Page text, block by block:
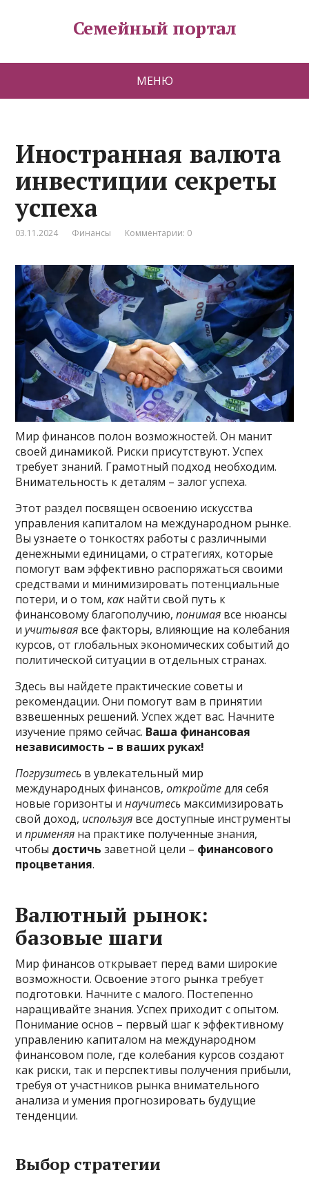
Семейный портал
МЕНЮ
Иностранная валюта
инвестиции секреты
успеха
03.11.2024 Финансы Комментарии: 0
Мир финансов полон возможностей. Он манит
своей динамикой. Риски присутствуют. Успех
требует знаний. Грамотный подход необходим.
Внимательность к деталям – залог успеха.
Этот раздел посвящен освоению искусства
управления капиталом на международном рынке.
Вы узнаете о тонкостях работы с различными
денежными единицами, о стратегиях, которые
помогут вам эффективно распоряжаться своими
средствами и минимизировать потенциальные
потери, и о том,как найти свой путь к
финансовому благополучию,понимая все нюансы
иучитывая все факторы, влияющие на колебания
курсов, от глобальных экономических событий до
политической ситуации в отдельных странах.
Здесь вы найдете практические советы и
рекомендации. Они помогут вам в принятии
взвешенных решений. Успех ждет вас. Начните
изучение прямо сейчас. Ваша финансовая
независимость – в ваших руках!
Погрузитесь в увлекательный мир
международных финансов,откройтедля себя
новые горизонты инаучитесь максимизировать
свой доход, используя все доступные инструменты
иприменяя на практике полученные знания,
чтобы достичь заветной цели – финансового
процветания.
Валютный рынок:
базовые шаги
Мир финансов открывает перед вами широкие
возможности. Освоение этого рынка требует
подготовки. Начните с малого. Постепенно
наращивайте знания. Успех приходит с опытом.
Понимание основ – первый шаг к эффективному
управлению капиталом на международном
финансовом поле, где колебания курсов создают
как риски, так и перспективы получения прибыли,
требуя от участников рынка внимательного
анализа и умения прогнозировать будущие
тенденции.
Выбор стратегии